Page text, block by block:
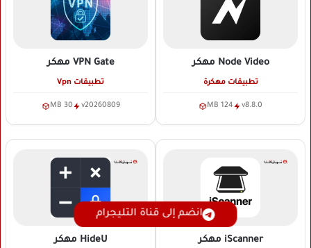
Node Video مهكر
تطبيقات مهكرة
v8.8.0
124 MB
VPN Gate مهكر
تطبيقات Vpn
v20260809
30 MB
iScanner مهكر HideU مهكر
انضم إلى قناة التليجرام